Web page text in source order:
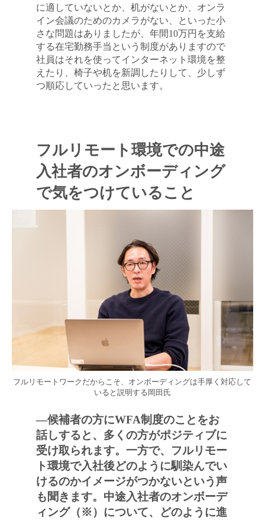
キャンセル ログアウト
閉じる
に適していないとか、机がないとか、オンラ
イン会議のためのカメラがない、といった小
さな問題はありましたが、年間10万円を支給
する在宅勤務手当という制度がありますので
社員はそれを使ってインターネット環境を整
えたり、椅子や机を新調したりして、少しず
つ順応していったと思います。
フルリモート環境での中途
入社者のオンボーディング
で気をつけていること
フルリモートワークだからこそ、オンボーディングは手厚く対応して
いると説明する岡田氏
―候補者の方にWFA制度のことをお
話しすると、多くの方がポジティブに
受け取られます。一方で、フルリモー
ト環境で入社後どのように馴染んでい
けるのかイメージがつかないという声
も聞きます。中途入社者のオンボーデ
ィング（※）について、どのように進